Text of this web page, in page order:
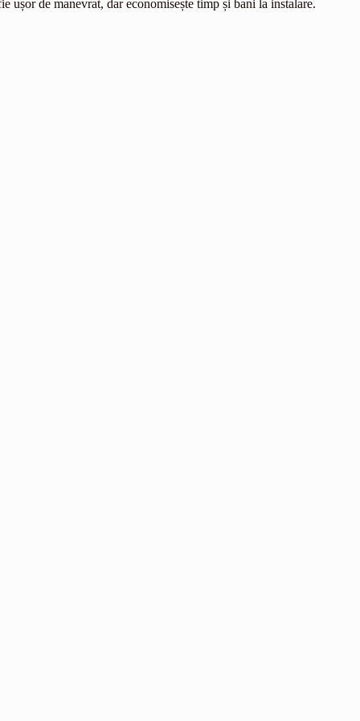
ușor de manevrat, dar economisește timp și bani la instalare.